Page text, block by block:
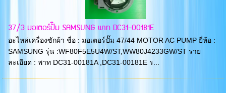
37/3 มอเตอร์ปั๊ม SAMSUNG พาท DC31-00181E
อะไหล่เครื่องซักผ้า ชื่อ : มอเตอร์ปั๊ม 47/44 MOTOR AC PUMP ยี่ห้อ :
SAMSUNG รุ่น :WF80F5E5U4W/ST,WW80J4233GW/ST ราย
ละเอียด : พาท DC31-00181A ,DC31-00181E ร...